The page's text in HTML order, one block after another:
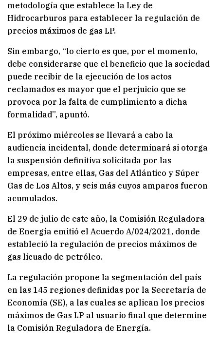
metodología que establece la Ley de
Hidrocarburos para establecer la regulación de
precios máximos de gas LP.
Sin embargo, “lo cierto es que, por el momento,
debe considerarse que el beneficio que la sociedad
puede recibir de la ejecución de los actos
reclamados es mayor que el perjuicio que se
provoca por la falta de cumplimiento a dicha
formalidad”, apuntó.
El próximo miércoles se llevará a cabo la
audiencia incidental, donde determinará si otorga
la suspensión definitiva solicitada por las
empresas, entre ellas, Gas del Atlántico y Súper
Gas de Los Altos, y seis más cuyos amparos fueron
acumulados.
El 29 de julio de este año, la Comisión Reguladora
de Energía emitió el Acuerdo A/024/2021, donde
estableció la regulación de precios máximos de
gas licuado de petróleo.
La regulación propone la segmentación del país
en las 145 regiones definidas por la Secretaría de
Economía (SE), a las cuales se aplican los precios
máximos de Gas LP al usuario final que determine
la Comisión Reguladora de Energía.